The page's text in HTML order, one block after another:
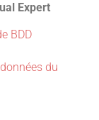
Expert
BDD
du